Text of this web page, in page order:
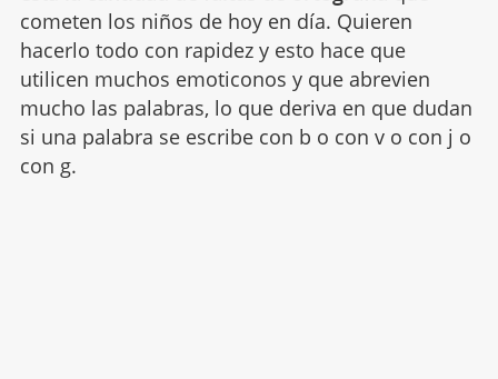
cometen los niños de hoy en día. Quieren
hacerlo todo con rapidez y esto hace que
utilicen muchos emoticonos y que abrevien
mucho las palabras, lo que deriva en que dudan
si una palabra se escribe con b o con v o con j o
con g.